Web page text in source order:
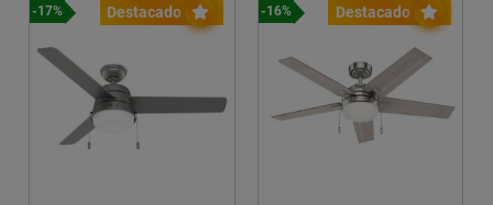
Destacado
-17% Destacado
-16%